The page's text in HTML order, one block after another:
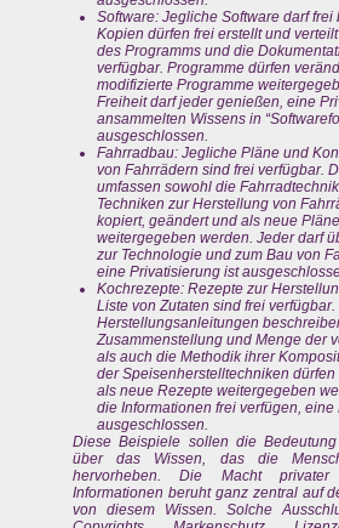
Software: Jegliche Software darf frei
Kopien dürfen frei erstellt und
des Programms und die
verfügbar. Programme dürfen
modifizierte Programme
Freiheit darf jeder genießen, eine
ansammelten Wissens in
ausgeschlossen.
Fahrradbau: Jegliche Pläne und
von Fahrrädern sind frei verfügbar.
umfassen sowohl die
Techniken zur Herstellung von
kopiert, geändert und als neue
weitergegeben werden. Jeder darf
zur Technologie und zum Bau von
eine Privatisierung ist
Kochrezepte: Rezepte zur
Liste von Zutaten sind frei
Herstellungsanleitungen
Zusammenstellung und Menge der
als auch die Methodik ihrer
der Speisenherstelltechniken
als neue Rezepte weitergegeben
die Informationen frei verfügen, eine
ausgeschlossen.
Diese Beispiele sollen die
über das Wissen, das die
hervorheben. Die Macht privater
Informationen beruht ganz zentral auf
von diesem Wissen. Solche